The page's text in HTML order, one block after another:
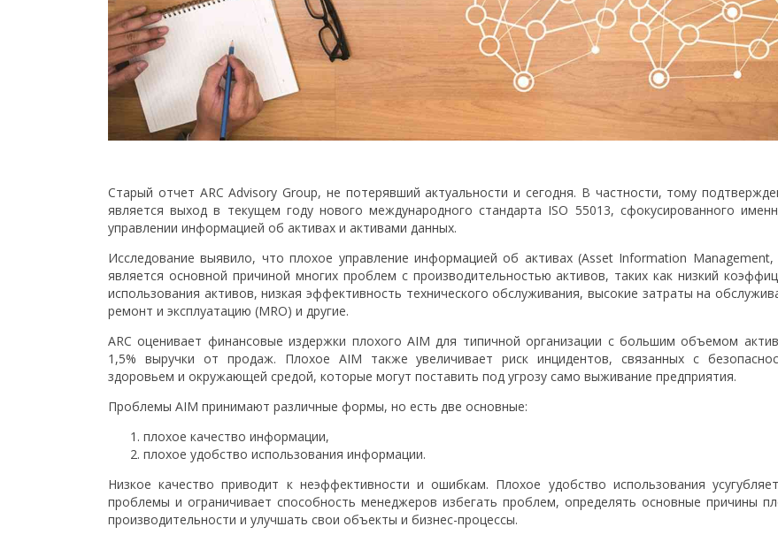
Старый отчет ARC Advisory Group, не потерявший актуальности и сегодня. В частности, тому
является выход в текущем году нового международного стандарта ISO 55013, сфокусированного
управлении информацией об активах и активами данных.
Исследование выявило, что плохое управление информацией об активах (Asset Information Management,
является основной причиной многих проблем с производительностью активов, таких как низкий
использования активов, низкая эффективность технического обслуживания, высокие затраты на
ремонт и эксплуатацию (MRO) и другие.
ARC оценивает финансовые издержки плохого AIM для типичной организации с большим объемом
1,5% выручки от продаж. Плохое AIM также увеличивает риск инцидентов, связанных с
здоровьем и окружающей средой, которые могут поставить под угрозу само выживание предприятия.
Проблемы AIM принимают различные формы, но есть две основные:
плохое качество информации,
плохое удобство использования информации.
Низкое качество приводит к неэффективности и ошибкам. Плохое удобство использования
проблемы и ограничивает способность менеджеров избегать проблем, определять основные причины
производительности и улучшать свои объекты и бизнес-процессы.